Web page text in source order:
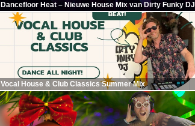
Dancefloor Heat – Nieuwe House Mix van Dirty Funky DJ
Vocal House & Club Classics Summer Mix